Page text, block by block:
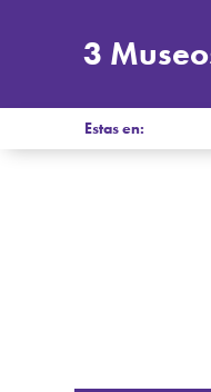
3
Estas en: